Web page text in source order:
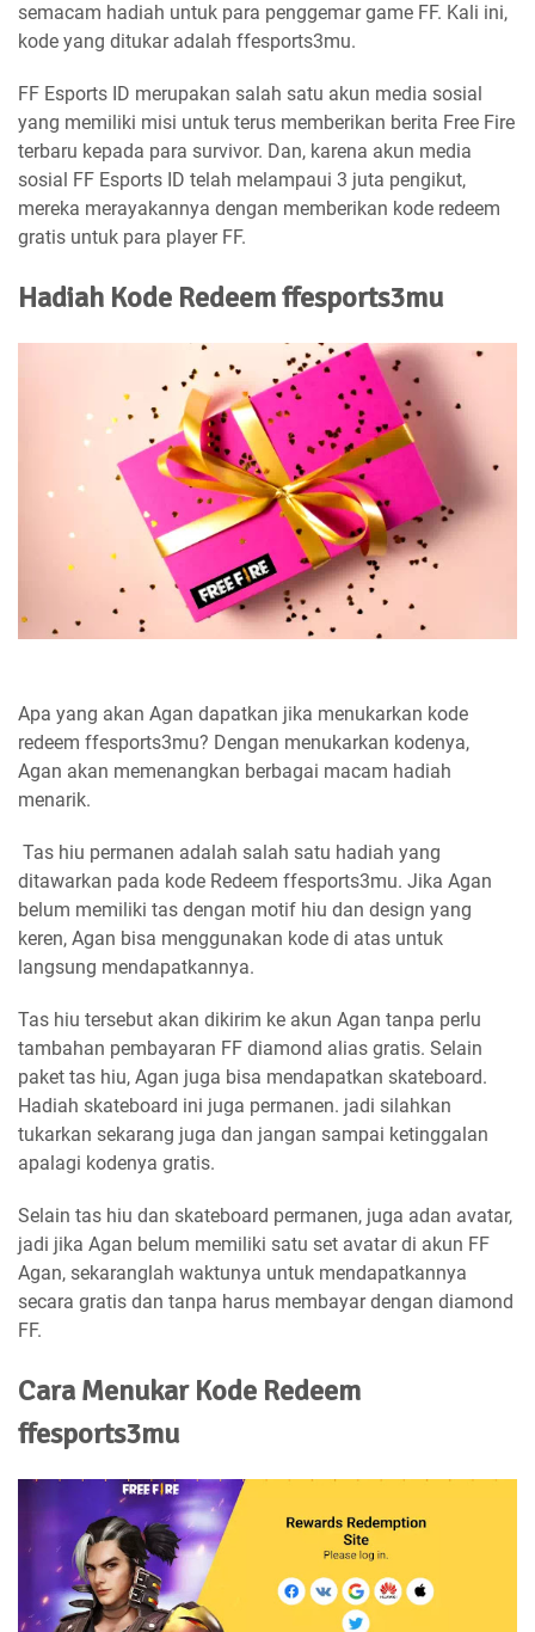
semacam hadiah untuk para penggemar game FF. Kali ini,
kode yang ditukar adalah ffesports3mu.
FF Esports ID merupakan salah satu akun media sosial
yang memiliki misi untuk terus memberikan berita Free Fire
terbaru kepada para survivor. Dan, karena akun media
sosial FF Esports ID telah melampaui 3 juta pengikut,
mereka merayakannya dengan memberikan kode redeem
gratis untuk para player FF.
Hadiah Kode Redeem ffesports3mu
Apa yang akan Agan dapatkan jika menukarkan kode
redeem ffesports3mu? Dengan menukarkan kodenya,
Agan akan memenangkan berbagai macam hadiah
menarik.
Tas hiu permanen adalah salah satu hadiah yang
ditawarkan pada kode Redeem ffesports3mu. Jika Agan
belum memiliki tas dengan motif hiu dan design yang
keren, Agan bisa menggunakan kode di atas untuk
langsung mendapatkannya.
Tas hiu tersebut akan dikirim ke akun Agan tanpa perlu
tambahan pembayaran FF diamond alias gratis. Selain
paket tas hiu, Agan juga bisa mendapatkan skateboard.
Hadiah skateboard ini juga permanen. jadi silahkan
tukarkan sekarang juga dan jangan sampai ketinggalan
apalagi kodenya gratis.
Selain tas hiu dan skateboard permanen, juga adan avatar,
jadi jika Agan belum memiliki satu set avatar di akun FF
Agan, sekaranglah waktunya untuk mendapatkannya
secara gratis dan tanpa harus membayar dengan diamond
FF.
Cara Menukar Kode Redeem
ffesports3mu